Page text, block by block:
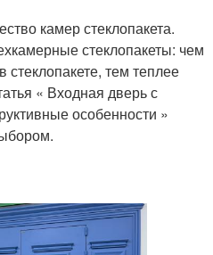
камер стеклопакета.
стеклопакеты: чем
тем теплее
« Входная дверь с
особенности »